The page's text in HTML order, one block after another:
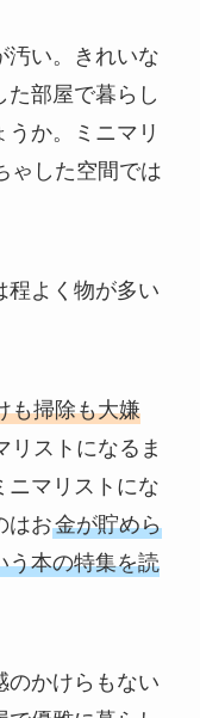
汚い。きれいな
部屋で暮らし
か。ミニマリ
ゃした空間では
程よく物が多い
も掃除も大嫌
リストになるま
ニマリストにな
はお金が貯めら
う本の特集を読
のかけらもない